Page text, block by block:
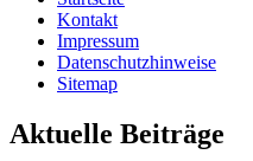
Kontakt
Impressum
Datenschutzhinweise
Sitemap
Aktuelle Beiträge